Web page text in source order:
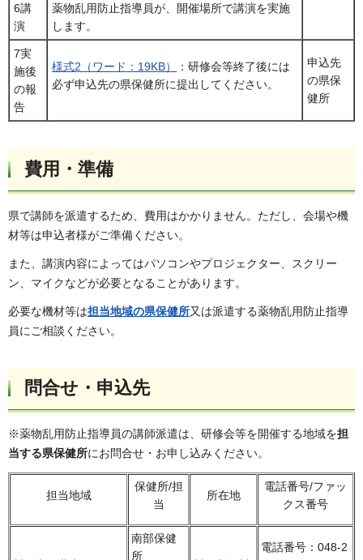
6講
演
薬物乱用防止指導員が、開催場所で講演を実施
します。
7実
施後
の報
告
様式2（ワード：19KB）
：研修会等終了後には
必ず申込先の県保健所に提出してください。
申込先
の県保
健所
費用・準備
県で講師を派遣するため、費用はかかりません。ただし、会場や機
材等は申込者様がご準備ください。
また、講演内容によってはパソコンやプロジェクター、スクリー
ン、マイクなどが必要となることがあります。
必要な機材等は担当地域の県保健所又は派遣する薬物乱用防止指導
員にご相談ください。
問合せ・申込先
※薬物乱用防止指導員の講師派遣は、研修会等を開催する地域を担
当する県保健所にお問合せ・お申し込みください。
担当地域
保健所/担
当
所在地
電話番号/ファッ
クス番号
南部保健
所
電話番号：048-2